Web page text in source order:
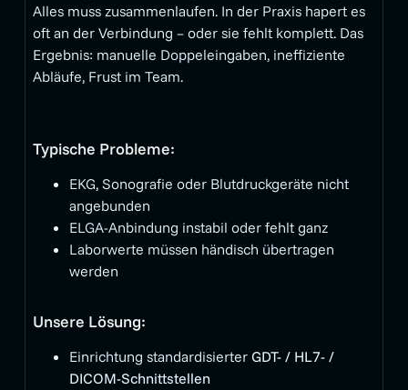
Alles muss zusammenlaufen. In der Praxis hapert es
oft an der Verbindung – oder sie fehlt komplett. Das
Ergebnis: manuelle Doppeleingaben, ineffiziente
Abläufe, Frust im Team.
Typische Probleme:
EKG, Sonografie oder Blutdruckgeräte nicht
angebunden
ELGA-Anbindung instabil oder fehlt ganz
Laborwerte müssen händisch übertragen
werden
Unsere Lösung:
Einrichtung standardisierter GDT- / HL7- /
DICOM-Schnittstellen